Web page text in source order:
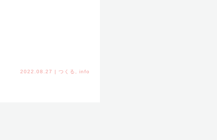
2022.08.27 | つくる info